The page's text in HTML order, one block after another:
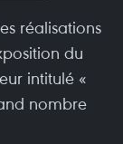
réalisations
du
intitulé «
nombre